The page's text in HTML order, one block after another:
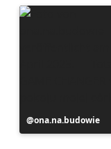
Beitrag
veröffentlicht
ona.na.budowie